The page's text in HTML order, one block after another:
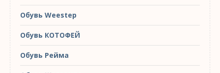
Обувь Weestep
Обувь КОТОФЕЙ
Обувь Рейма